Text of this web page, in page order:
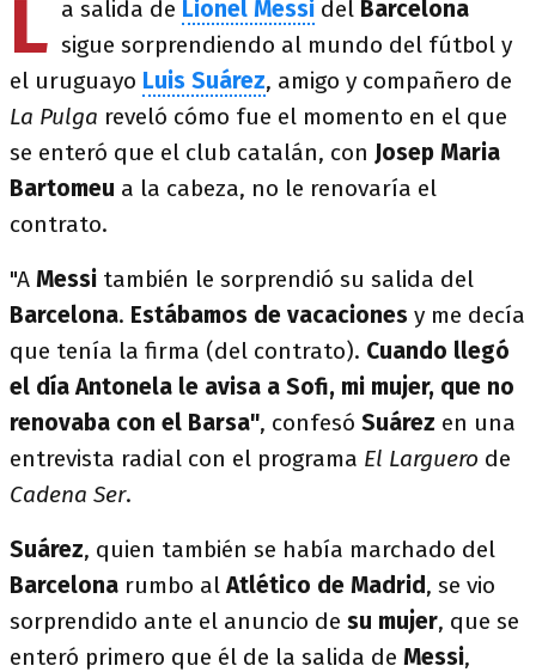
L a salida de Lionel Messi del Barcelona
sigue sorprendiendo al mundo del fútbol y
el uruguayo Luis Suárez, amigo y compañero de
La Pulga reveló cómo fue el momento en el que
se enteró que el club catalán, con Josep Maria
Bartomeu a la cabeza, no le renovaría el
contrato.
"A Messi también le sorprendió su salida del
Barcelona. Estábamos de vacaciones y me decía
que tenía la firma (del contrato). Cuando llegó
el día Antonela le avisa a Sofi, mi mujer, que no
renovaba con el Barsa", confesó Suárez en una
entrevista radial con el programa El Larguero de
Cadena Ser.
Suárez, quien también se había marchado del
Barcelona rumbo alAtlético de Madrid, se vio
sorprendido ante el anuncio de su mujer, que se
enteró primero que él de la salida de Messi,